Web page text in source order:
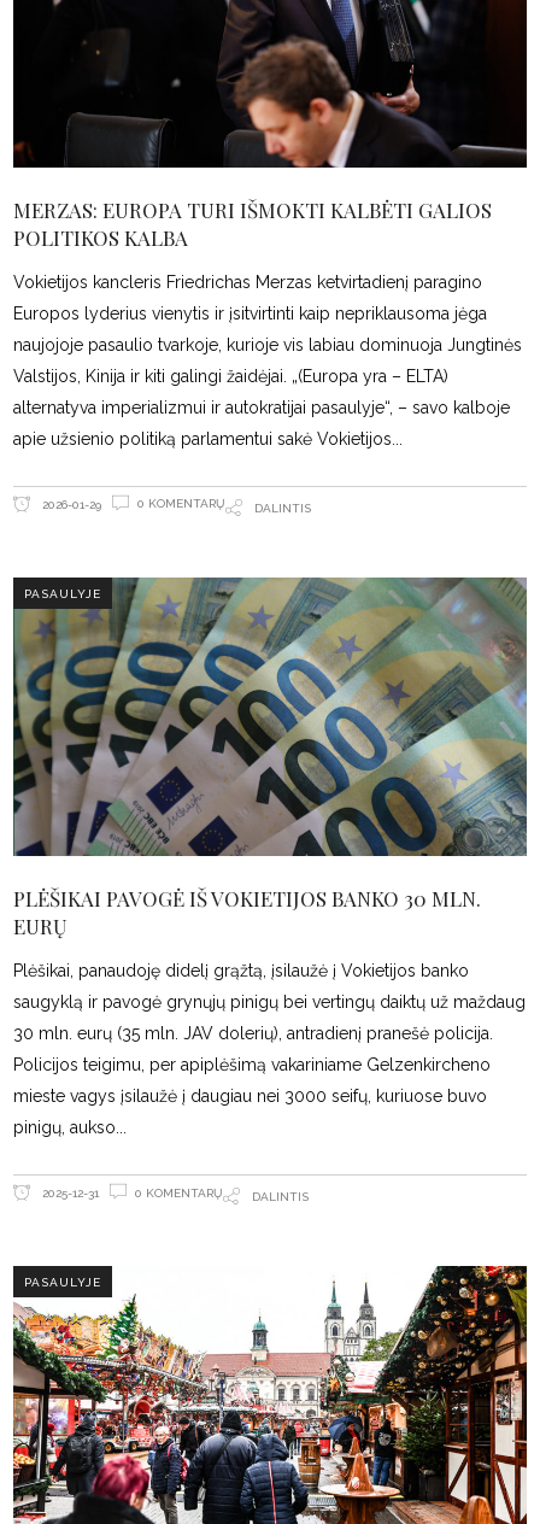
MERZAS: EUROPA TURI IŠMOKTI KALBĖTI GALIOS
POLITIKOS KALBA
Vokietijos kancleris Friedrichas Merzas ketvirtadienį paragino
Europos lyderius vienytis ir įsitvirtinti kaip nepriklausoma jėga
naujojoje pasaulio tvarkoje, kurioje vis labiau dominuoja Jungtinės
Valstijos, Kinija ir kiti galingi žaidėjai. „(Europa yra – ELTA)
alternatyva imperializmui ir autokratijai pasaulyje“, – savo kalboje
apie užsienio politiką parlamentui sakė Vokietijos
2026-01-29 0 KOMENTARŲ DALINTIS
PASAULYJE
PLĖŠIKAI PAVOGĖ IŠ VOKIETIJOS BANKO 30 MLN.
EURŲ
Plėšikai, panaudoję didelį grąžtą, įsilaužė į Vokietijos banko
saugyklą ir pavogė grynųjų pinigų bei vertingų daiktų už maždaug
30 mln. eurų (35 mln. JAV dolerių), antradienį pranešė policija.
Policijos teigimu, per apiplėšimą vakariniame Gelzenkircheno
mieste vagys įsilaužė į daugiau nei 3000 seifų, kuriuose buvo
pinigų, aukso
2025-12-31 0 KOMENTARŲ DALINTIS
PASAULYJE